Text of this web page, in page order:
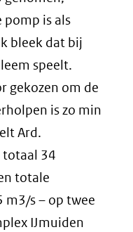
pomp is als
bleek dat bij
speelt.
gekozen om de
is zo min
Ard.
totaal 34
totale
m3/s – op twee
IJmuiden